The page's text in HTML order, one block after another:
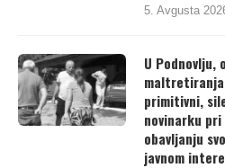
5. Avgusta
U Podnovlju,
primitivni,
novinarku
obavljanju
javnom